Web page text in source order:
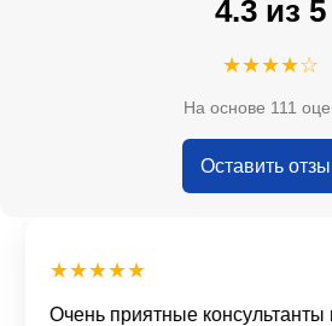
4.3 из 5
★★★★☆
На основе 111
Оставить
★★★★★
Очень приятные консультанты